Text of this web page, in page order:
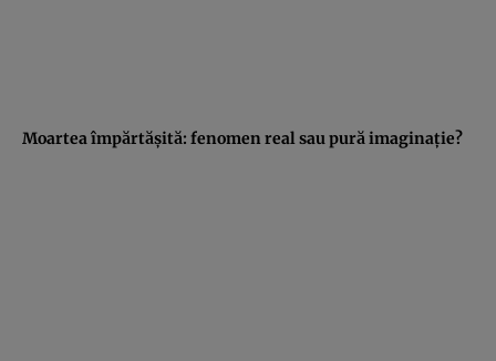
Moartea împărtăşită: fenomen real sau pură imaginaţie?